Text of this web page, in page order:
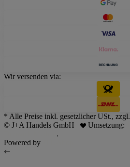
Wir versenden via:
* Alle Preise inkl. gesetzlicher USt., zzgl.
© J+A Handels GmbH
Umsetzung:
.
Powered by